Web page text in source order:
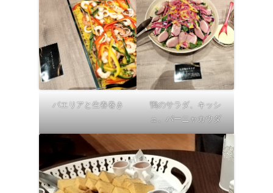
パエリアと生春巻き
鴨のサラダ、キッシ
ュ、バーニャカウダ